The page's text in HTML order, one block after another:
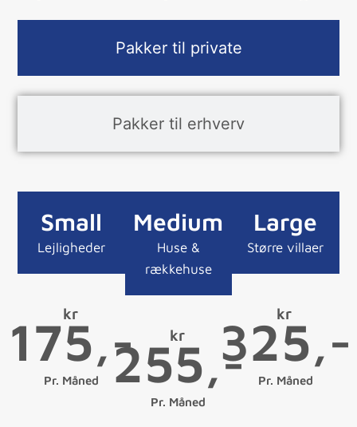
Pakker til private
Pakker til erhverv
Small
Lejligheder
kr
175,-
Pr. Måned
Medium
Huse &
rækkehuse
kr
255,-
Pr. Måned
Large
Større villaer
kr
325,-
Pr. Måned